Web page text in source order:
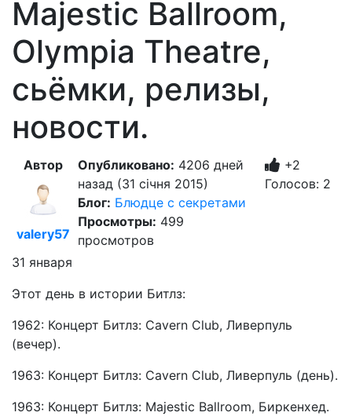
Majestic Ballroom,
Olympia Theatre,
сьёмки, релизы,
новости.
Автор
valery57
Опубликовано: 4206 дней
назад (31 січня 2015)
Блог: Блюдце с секретами
Просмотры: 499
просмотров
+2
Голосов: 2
31 января
Этот день в истории Битлз:
1962: Концерт Битлз: Cavern Club, Ливерпуль
(вечер).
1963: Концерт Битлз: Cavern Club, Ливерпуль (день).
1963: Концерт Битлз: Majestic Ballroom, Биркенхед.